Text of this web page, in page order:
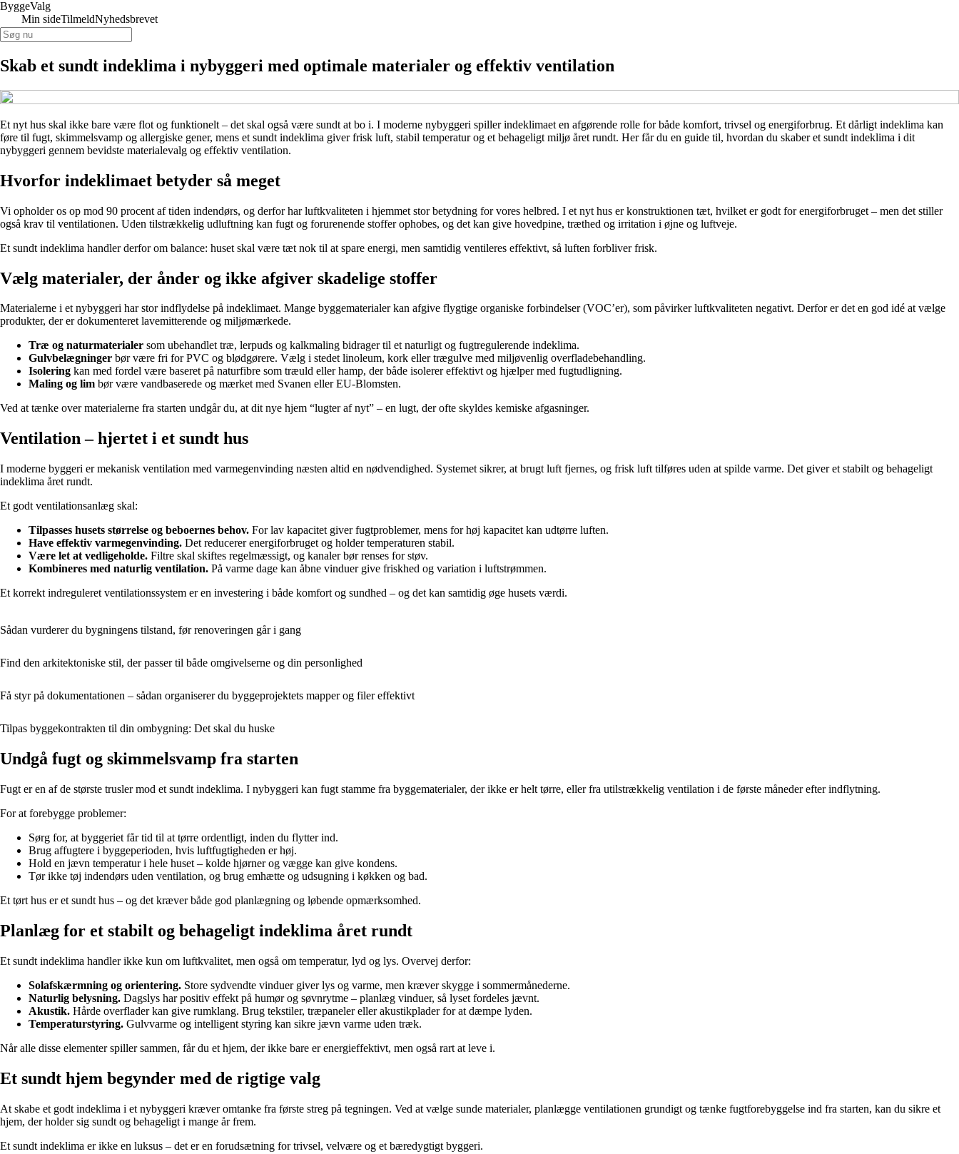
ByggeValg
Min sideTilmeldNyhedsbrevet
Skab et sundt indeklima i nybyggeri med optimale materialer og effektiv ventilation
Et nyt hus skal ikke bare være flot og funktionelt – det skal også være sundt at bo i. I moderne nybyggeri spiller indeklimaet en afgørende rolle for både komfort, trivsel og energiforbrug. Et dårligt indeklima kan
føre til fugt, skimmelsvamp og allergiske gener, mens et sundt indeklima giver frisk luft, stabil temperatur og et behageligt miljø året rundt. Her får du en guide til, hvordan du skaber et sundt indeklima i dit
nybyggeri gennem bevidste materialevalg og effektiv ventilation.
Hvorfor indeklimaet betyder så meget
Vi opholder os op mod 90 procent af tiden indendørs, og derfor har luftkvaliteten i hjemmet stor betydning for vores helbred. I et nyt hus er konstruktionen tæt, hvilket er godt for energiforbruget – men det stiller
også krav til ventilationen. Uden tilstrækkelig udluftning kan fugt og forurenende stoffer ophobes, og det kan give hovedpine, træthed og irritation i øjne og luftveje.
Et sundt indeklima handler derfor om balance: huset skal være tæt nok til at spare energi, men samtidig ventileres effektivt, så luften forbliver frisk.
Vælg materialer, der ånder og ikke afgiver skadelige stoffer
Materialerne i et nybyggeri har stor indflydelse på indeklimaet. Mange byggematerialer kan afgive flygtige organiske forbindelser (VOC’er), som påvirker luftkvaliteten negativt. Derfor er det en god idé at vælge
produkter, der er dokumenteret lavemitterende og miljømærkede.
Træ og naturmaterialer som ubehandlet træ, lerpuds og kalkmaling bidrager til et naturligt og fugtregulerende indeklima.
Gulvbelægninger bør være fri for PVC og blødgørere. Vælg i stedet linoleum, kork eller trægulve med miljøvenlig overfladebehandling.
Isolering kan med fordel være baseret på naturfibre som træuld eller hamp, der både isolerer effektivt og hjælper med fugtudligning.
Maling og lim bør være vandbaserede og mærket med Svanen eller EU-Blomsten.
Ved at tænke over materialerne fra starten undgår du, at dit nye hjem “lugter af nyt” – en lugt, der ofte skyldes kemiske afgasninger.
Ventilation – hjertet i et sundt hus
I moderne byggeri er mekanisk ventilation med varmegenvinding næsten altid en nødvendighed. Systemet sikrer, at brugt luft fjernes, og frisk luft tilføres uden at spilde varme. Det giver et stabilt og behageligt
indeklima året rundt.
Et godt ventilationsanlæg skal:
Tilpasses husets størrelse og beboernes behov. For lav kapacitet giver fugtproblemer, mens for høj kapacitet kan udtørre luften.
Have effektiv varmegenvinding. Det reducerer energiforbruget og holder temperaturen stabil.
Være let at vedligeholde. Filtre skal skiftes regelmæssigt, og kanaler bør renses for støv.
Kombineres med naturlig ventilation. På varme dage kan åbne vinduer give friskhed og variation i luftstrømmen.
Et korrekt indreguleret ventilationssystem er en investering i både komfort og sundhed – og det kan samtidig øge husets værdi.
Sådan vurderer du bygningens tilstand, før renoveringen går i gang
Find den arkitektoniske stil, der passer til både omgivelserne og din personlighed
Få styr på dokumentationen – sådan organiserer du byggeprojektets mapper og filer effektivt
Tilpas byggekontrakten til din ombygning: Det skal du huske
Undgå fugt og skimmelsvamp fra starten
Fugt er en af de største trusler mod et sundt indeklima. I nybyggeri kan fugt stamme fra byggematerialer, der ikke er helt tørre, eller fra utilstrækkelig ventilation i de første måneder efter indflytning.
For at forebygge problemer:
Sørg for, at byggeriet får tid til at tørre ordentligt, inden du flytter ind.
Brug affugtere i byggeperioden, hvis luftfugtigheden er høj.
Hold en jævn temperatur i hele huset – kolde hjørner og vægge kan give kondens.
Tør ikke tøj indendørs uden ventilation, og brug emhætte og udsugning i køkken og bad.
Et tørt hus er et sundt hus – og det kræver både god planlægning og løbende opmærksomhed.
Planlæg for et stabilt og behageligt indeklima året rundt
Et sundt indeklima handler ikke kun om luftkvalitet, men også om temperatur, lyd og lys. Overvej derfor:
Solafskærmning og orientering. Store sydvendte vinduer giver lys og varme, men kræver skygge i sommermånederne.
Naturlig belysning. Dagslys har positiv effekt på humør og søvnrytme – planlæg vinduer, så lyset fordeles jævnt.
Akustik. Hårde overflader kan give rumklang. Brug tekstiler, træpaneler eller akustikplader for at dæmpe lyden.
Temperaturstyring. Gulvvarme og intelligent styring kan sikre jævn varme uden træk.
Når alle disse elementer spiller sammen, får du et hjem, der ikke bare er energieffektivt, men også rart at leve i.
Et sundt hjem begynder med de rigtige valg
At skabe et godt indeklima i et nybyggeri kræver omtanke fra første streg på tegningen. Ved at vælge sunde materialer, planlægge ventilationen grundigt og tænke fugtforebyggelse ind fra starten, kan du sikre et
hjem, der holder sig sundt og behageligt i mange år frem.
Et sundt indeklima er ikke en luksus – det er en forudsætning for trivsel, velvære og et bæredygtigt byggeri.